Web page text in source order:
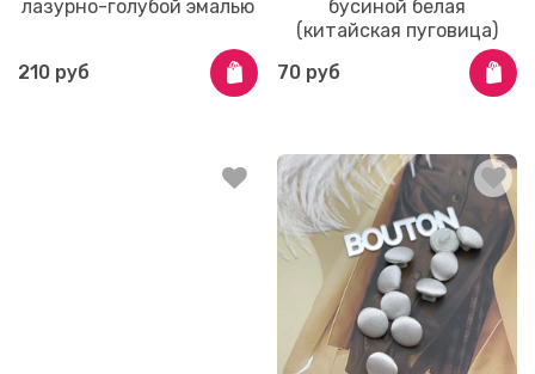
лазурно-голубой эмалью
210 руб
бусиной белая
(китайская пуговица)
70 руб